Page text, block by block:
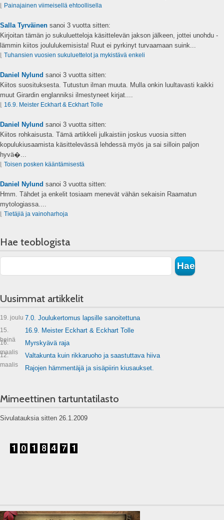
⌊ Painajainen viimeisellä ehtoollisella
Salla Tyrväinen sanoi 3 vuotta sitten:
Kirjoitan tämän jo sukuluetteloja käsittelevän jakson jälkeen, jottei unohdu -
lämmin kiitos joululukemisista! Ruut ei pyrkinyt turvaamaan suink...
⌊ Tuhansien vuosien sukuluettelot ja mykistävä enkeli
Daniel Nylund sanoi 3 vuotta sitten:
Kiitos suosituksesta. Tutustun ilman muuta. Mulla onkin luultavasti kaikki
muut Girardin englanniksi ilmestyneet kirjat....
⌊ 16.9. Meister Eckhart & Eckhart Tolle
Daniel Nylund sanoi 3 vuotta sitten:
Kiitos rohkaisusta. Tämä artikkeli julkaistiin joskus vuosia sitten
kopulukiusaamista käsittelevässä lehdessä myös ja sai silloin paljon
hyvä�...
⌊ Toisen posken kääntämisestä
Daniel Nylund sanoi 3 vuotta sitten:
Hmm. Tähdet ja enkelit tosiaam menevät vähän sekaisin Raamatun
mytologiassa....
⌊ Tietäjiä ja vainoharhoja
Hae teoblogista
Uusimmat artikkelit
19. joulu 7.0. Joulukertomus lapsille sanoitettuna
15.
heinä
16.9. Meister Eckhart & Eckhart Tolle
16.
maalis
Myrskyävä raja
12.
maalis
Valtakunta kuin rikkaruoho ja saastuttava hiiva
Rajojen hämmentäjä ja sisäpiirin kiusaukset.
Mimeettinen tartuntatilasto
Sivulatauksia sitten 26.1.2009